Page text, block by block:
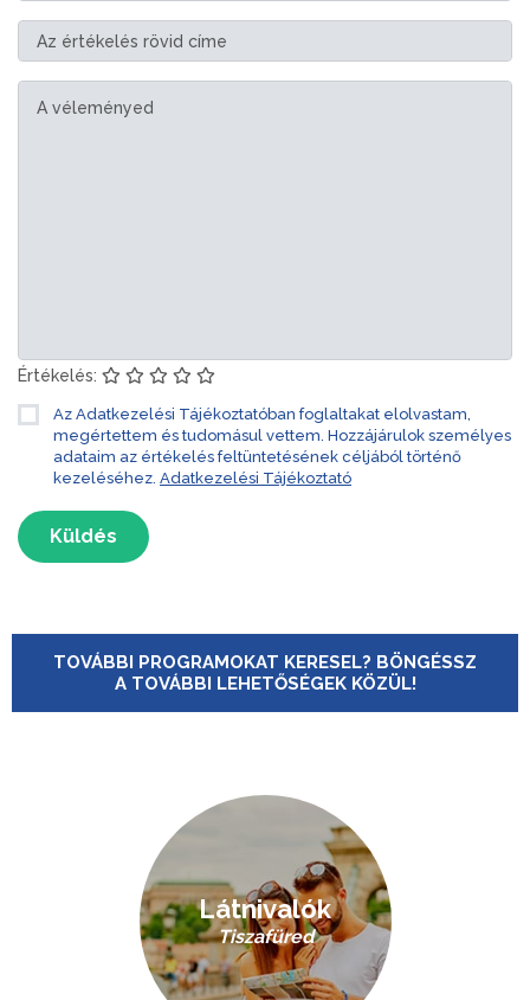
Értékelés:
Az Adatkezelési Tájékoztatóban foglaltakat elolvastam,
megértettem és tudomásul vettem. Hozzájárulok személyes
adataim az értékelés feltüntetésének céljából történő
kezeléséhez. Adatkezelési Tájékoztató
Küldés
TOVÁBBI PROGRAMOKAT KERESEL? BÖNGÉSSZ
A TOVÁBBI LEHETŐSÉGEK KÖZÜL!
Látnivalók
Tiszafüred